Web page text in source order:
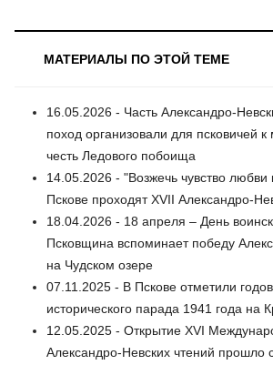
МАТЕРИАЛЫ ПО ЭТОЙ ТЕМЕ
16.05.2026 - Часть Александро-
поход организовали для псковичей
честь Ледового побоища
14.05.2026 - "Возжечь чувство любви
Пскове проходят XVII Александро-
18.04.2026 - 18 апреля – День
Псковщина вспоминает победу
на Чудском озере
07.11.2025 - В Пскове отметили
исторического парада 1941 года на
12.05.2025 - Открытие XVI
Александро-Невских чтений прошло